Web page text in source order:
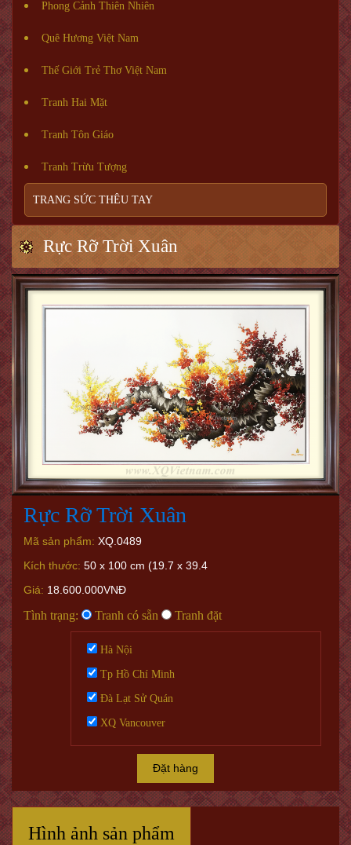
Phong Cảnh Thiên Nhiên
Quê Hương Việt Nam
Thế Giới Trẻ Thơ Việt Nam
Tranh Hai Mặt
Tranh Tôn Giáo
Tranh Trừu Tượng
TRANG SỨC THÊU TAY
Rực Rỡ Trời Xuân
Rực Rỡ Trời Xuân
Mã sản phẩm: XQ.0489
Kích thước: 50 x 100 cm (19.7 x 39.4
Giá: 18.600.000VNĐ
Tình trạng: Tranh có sẵn Tranh đặt
Hà Nội
Tp Hồ Chí Minh
Đà Lạt Sử Quán
XQ Vancouver
Đặt hàng
Hình ảnh sản phẩm